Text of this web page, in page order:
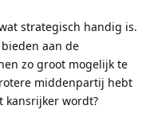
strategisch handig is.
aan de
zo groot mogelijk te
middenpartij hebt
kansrijker wordt?